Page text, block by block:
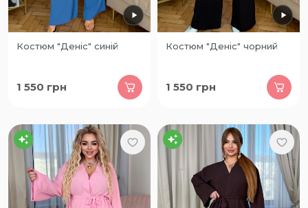
Костюм "Деніс" синій
1 550 грн
Костюм "Деніс" чорний
1 550 грн